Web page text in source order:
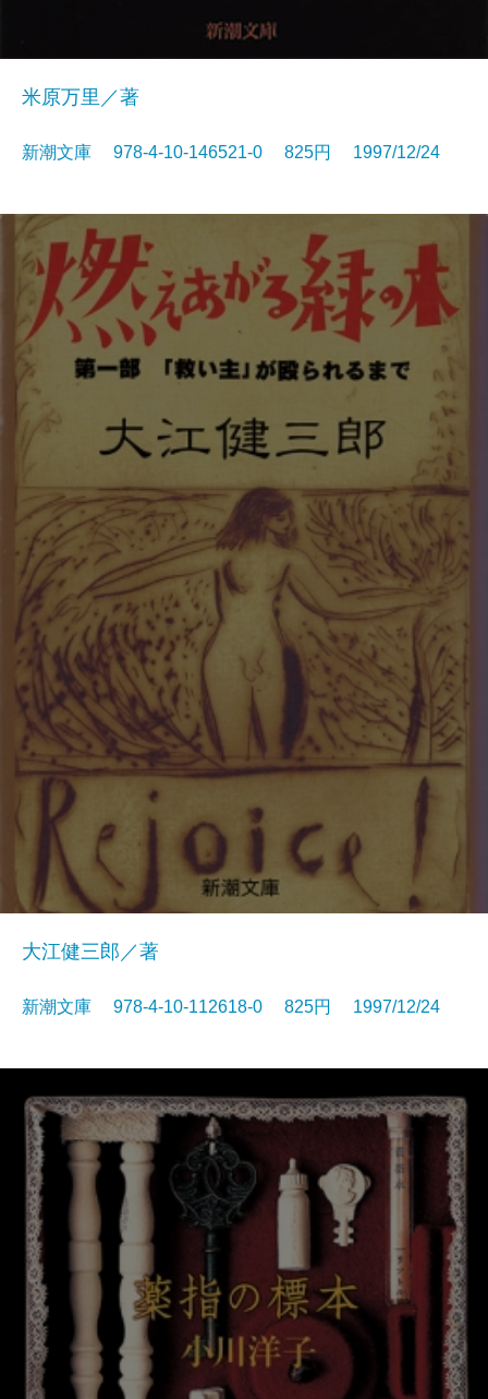
米原万里／著
新潮文庫 978-4-10-146521-0 825円 1997/12/24
大江健三郎／著
新潮文庫 978-4-10-112618-0 825円 1997/12/24